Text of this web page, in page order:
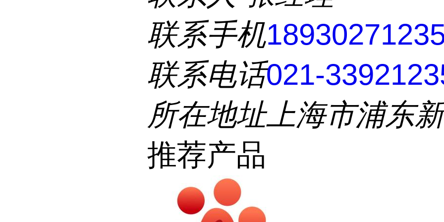
联系手机
联系电话021-
所在地址上海市浦东
推荐产品